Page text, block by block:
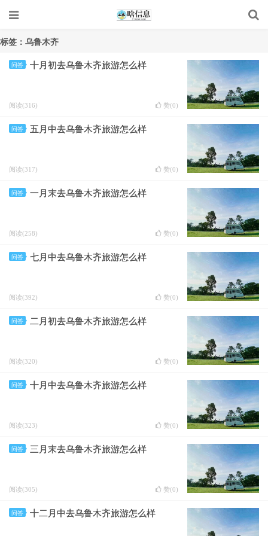
标签：乌鲁木齐
问答 十月初去乌鲁木齐旅游怎么样
阅读(316) 赞(0)
问答 五月中去乌鲁木齐旅游怎么样
阅读(317) 赞(0)
问答 一月末去乌鲁木齐旅游怎么样
阅读(258) 赞(0)
问答 七月中去乌鲁木齐旅游怎么样
阅读(392) 赞(0)
问答 二月初去乌鲁木齐旅游怎么样
阅读(320) 赞(0)
问答 十月中去乌鲁木齐旅游怎么样
阅读(323) 赞(0)
问答 三月末去乌鲁木齐旅游怎么样
阅读(305) 赞(0)
问答 十二月中去乌鲁木齐旅游怎么样